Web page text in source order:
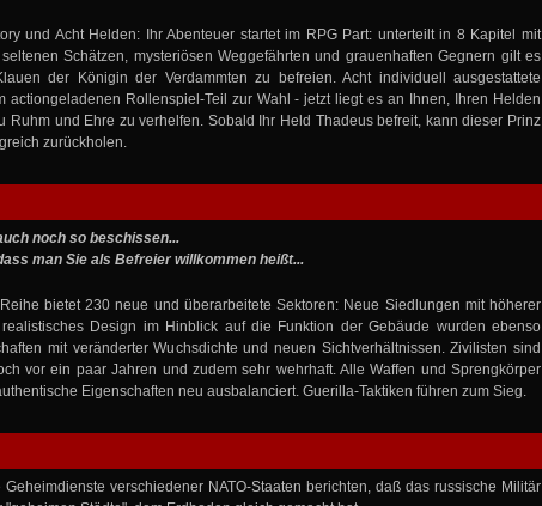
und Acht Helden: Ihr Abenteuer startet im RPG Part: unterteilt in 8 Kapitel mit
Schätzen, mysteriösen Weggefährten und grauenhaften Gegnern gilt es
der Königin der Verdammten zu befreien. Acht individuell ausgestattete
actiongeladenen Rollenspiel-Teil zur Wahl - jetzt liegt es an Ihnen, Ihren Helden
Ruhm und Ehre zu verhelfen. Sobald Ihr Held Thadeus befreit, kann dieser Prinz
zurückholen.
noch so beschissen...
man Sie als Befreier willkommen heißt...
bietet 230 neue und überarbeitete Sektoren: Neue Siedlungen mit höherer
Design im Hinblick auf die Funktion der Gebäude wurden ebenso
mit veränderter Wuchsdichte und neuen Sichtverhältnissen. Zivilisten sind
vor ein paar Jahren und zudem sehr wehrhaft. Alle Waffen und Sprengkörper
Eigenschaften neu ausbalanciert. Guerilla-Taktiken führen zum Sieg.
Geheimdienste verschiedener NATO-Staaten berichten, daß das russische Militär